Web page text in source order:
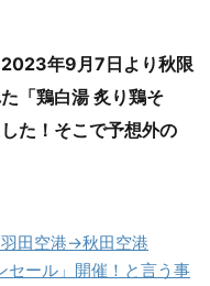
2023年9月7日より秋限
「鶏白湯 炙り鶏そ
た！そこで予想外の
田空港→秋田空港
セール」開催！と言う事